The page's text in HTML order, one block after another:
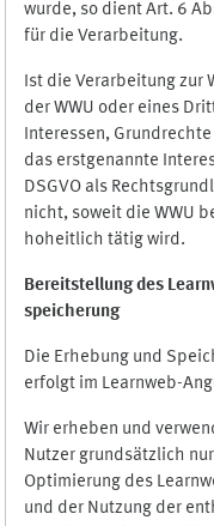
wurde, so dient Art. 6
für die Verarbeitung.
Ist die Verarbeitung zur
der WWU oder eines
Interessen,
das erstgenannte
DSGVO als
nicht, soweit die WWU
hoheitlich tätig wird.
Bereitstellung des
speicherung
Die Erhebung und
erfolgt im Learnweb-
Wir erheben und
Nutzer grundsätzlich
Optimierung des
und der Nutzung der